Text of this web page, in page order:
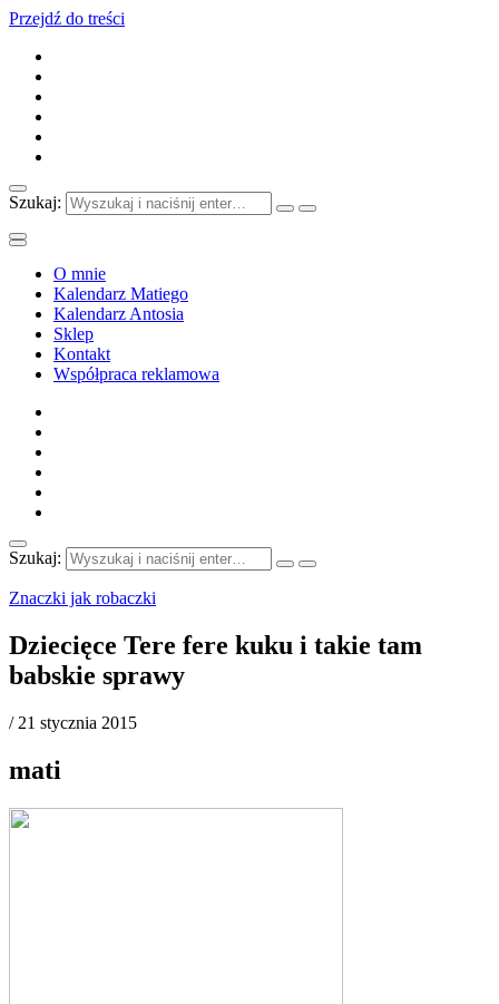
Przejdź do treści
Szukaj:
O mnie
Kalendarz Matiego
Kalendarz Antosia
Sklep
Kontakt
Współpraca reklamowa
Szukaj:
Znaczki jak robaczki
Dziecięce Tere fere kuku i takie tam
babskie sprawy
/ 21 stycznia 2015
mati